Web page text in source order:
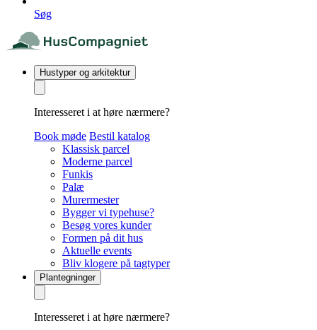
Søg
Hustyper og arkitektur
Interesseret i at høre nærmere?
Book møde Bestil katalog
Klassisk parcel
Moderne parcel
Funkis
Palæ
Murermester
Bygger vi typehuse?
Besøg vores kunder
Formen på dit hus
Aktuelle events
Bliv klogere på tagtyper
Plantegninger
Interesseret i at høre nærmere?